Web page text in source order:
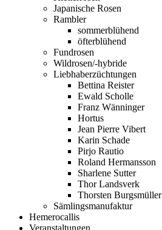
Japanische Rosen
Rambler
sommerblühend
öfterblühend
Fundrosen
Wildrosen/-hybride
Liebhaberzüchtungen
Bettina Reister
Ewald Scholle
Franz Wänninger
Hortus
Jean Pierre Vibert
Karin Schade
Pirjo Rautio
Roland Hermansson
Sharlene Sutter
Thor Landsverk
Thorsten Burgsmüller
Sämlingsmanufaktur
Hemerocallis
Veranstaltungen